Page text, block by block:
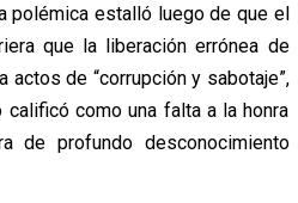
polémica estalló luego de que el
que la liberación errónea de
de “corrupción y sabotaje”,
como una falta a la honra
de profundo desconocimiento